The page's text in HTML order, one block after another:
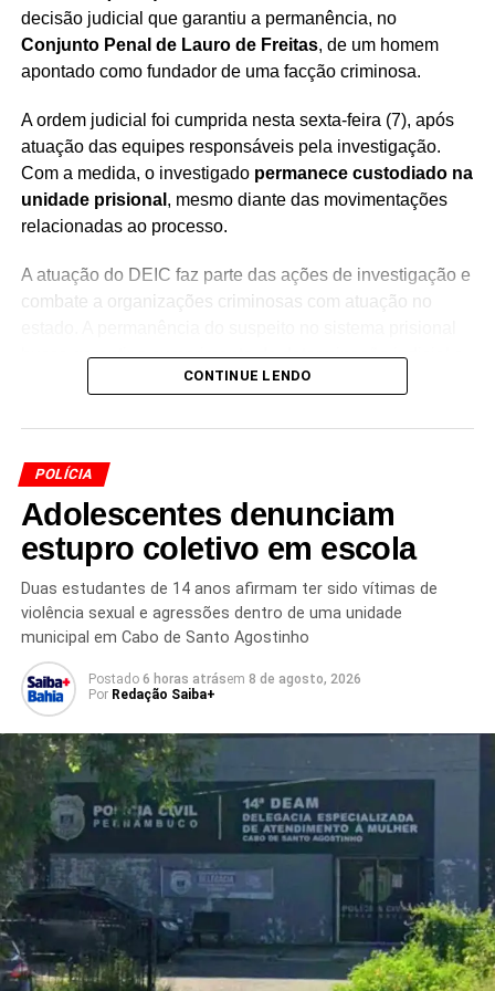
SEGURANÇA PÚBLICA
PRÓXIMO
Operação Chancelas mira fraude fundiária em
NÃO PERCA
Luiza Trajano diz que IA definirá o futuro das
nações
decisão judicial que garantiu a permanência, no
Conjunto Penal de Lauro de Freitas, de um homem
apontado como fundador de uma facção criminosa.
A ordem judicial foi cumprida nesta sexta-feira (7), após
atuação das equipes responsáveis pela investigação.
Com a medida, o investigado permanece custodiado na
unidade prisional , mesmo diante das movimentações
relacionadas ao processo.
A atuação do DEIC faz parte das ações de investigação e
combate a organizações criminosas com atuação no
busca garantir o cumprimento da determinação judicial e
o andamento das medidas previstas no processo.
O homem é apontado pelas autoridades comofundador
suposta participação na estrutura e nas atividades do
grupo.
A decisão judicial representa mais uma medida adotada
pelas forças de segurança no enfrentamento às
organizações criminosas na Bahia. As investigações
continuam para esclarecer a atuação dos envolvidos e
identificar possíveis conexões dentro da estrutura da
facção.
Redação Saiba+
CONTINUE LENDO
POLÍCIA
Adolescentes denunciam
estupro coletivo em escola
Duas estudantes de 14 anos afirmam ter sido vítimas de
violência sexual e agressões dentro de uma unidade
municipal em Cabo de Santo Agostinho
Postado 6 horas atrásem 8 de agosto, 2026
Por Redação Saiba+